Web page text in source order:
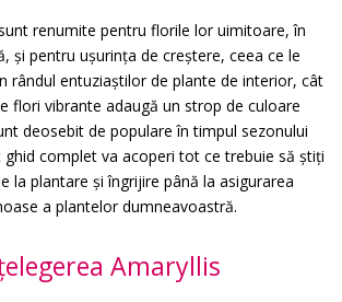
renumite pentru florile lor uimitoare, în
și pentru ușurința de creștere, ceea ce le
rândul entuziaștilor de plante de interior, cât
flori vibrante adaugă un strop de culoare
deosebit de populare în timpul sezonului
ghid complet va acoperi tot ce trebuie să știți
la plantare și îngrijire până la asigurarea
a plantelor dumneavoastră.
Amaryllis